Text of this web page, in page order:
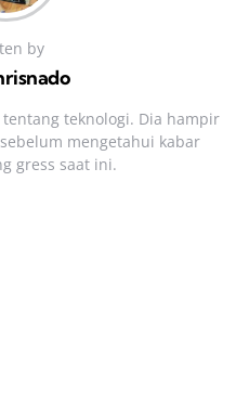
by
teknologi. Dia hampir
mengetahui kabar
gress saat ini.